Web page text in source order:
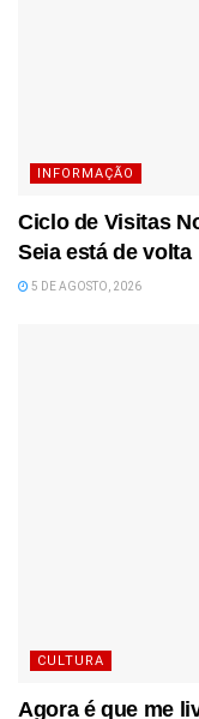
INFORMAÇÃO
Ciclo de Visitas
Seia está de volta
5 DE AGOSTO, 2026
CULTURA
Agora é que me